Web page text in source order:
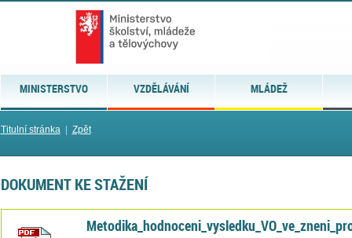
MINISTERSTVO VZDĚLÁVÁNÍ MLÁDEŽ
Titulní stránka| Zpět
DOKUMENT KE STAŽENÍ